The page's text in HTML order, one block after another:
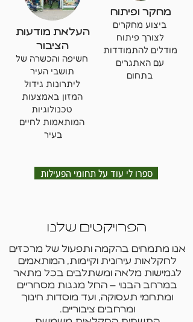
מחקר ופיתוח
ביצוע מחקרים
לצורך פיתוח
מודלים להתמודדות
עם האתגרים
בתחום
העלאת מודעות
הציבור
חשיפה והכשרה של
תושבי העיר
ליתרונות גידול
המזון באמצעות
טכנולוגיות
המותאמות לחיים
בעיר
ספרו לי עוד על תחומי הפעילות
הפרויקטים שלנו
אנו מתמחים בהקמה ותפעול של מרכזים
לחקלאות עירונית וקיימות, המותאמים
לגמישות מלאה ומשתלבים בכל מתאר
במרחב הבנוי – החל מגגות מסחריים
ומתחמי תעסוקה, ועד מוסדות חינוך
ומרחבים ציבוריים.